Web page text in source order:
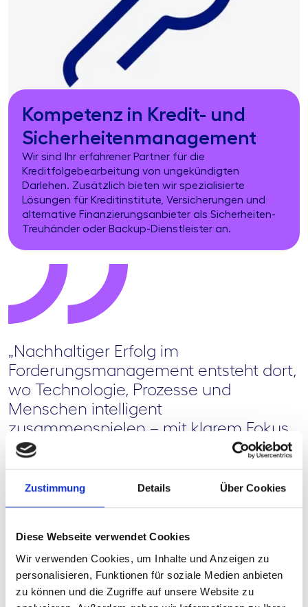
Zustimmung Details Über Cookies
Diese Webseite verwendet Cookies
Wir verwenden Cookies, um Inhalte und Anzeigen zu
personalisieren, Funktionen für soziale Medien anbieten
zu können und die Zugriffe auf unsere Website zu
Kompetenz in Kredit- und
Sicherheiten­management
Wir sind Ihr erfahrener Partner für die
Kreditfolgebearbeitung von ungekündigten
Darlehen. Zusätzlich bieten wir spezialisierte
Lösungen für Kreditinstitute, Versicherungen und
alternative Finanzierungsanbieter als Sicherheiten-
Treuhänder oder Backup-Dienstleister an.
„Nachhaltiger Erfolg im
Forderungsmanagement entsteht dort,
wo Technologie, Prozesse und
Menschen intelligent
zusammenspielen – mit klarem Fokus
auf Kundenorientierung und operative
Exzellenz.“
Lars Borchfeldt – Geschäftsführer mit fast 20
Jahren internationaler Führungserfahrung in
Services und Barclays Deutschland tätig.